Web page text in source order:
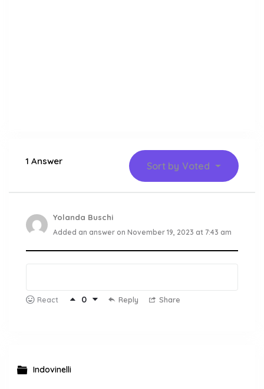
1 Answer Sort by Voted
Yolanda Buschi
Added an answer on November 19, 2023 at 7:43 am
React 0 Reply Share
Indovinelli